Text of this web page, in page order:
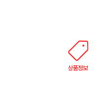
상품정보